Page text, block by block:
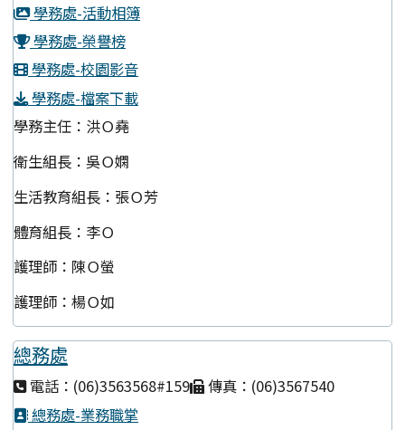
學務處-活動相簿
學務處-榮譽榜
學務處-校園影音
學務處-檔案下載
學務主任：洪Ｏ堯
衛生組長：吳Ｏ嫻
生活教育組長：張Ｏ芳
體育組長：李Ｏ
護理師：陳Ｏ螢
護理師：楊Ｏ如
總務處
電話：(06)3563568#159
傳真：(06)3567540
總務處-業務職掌